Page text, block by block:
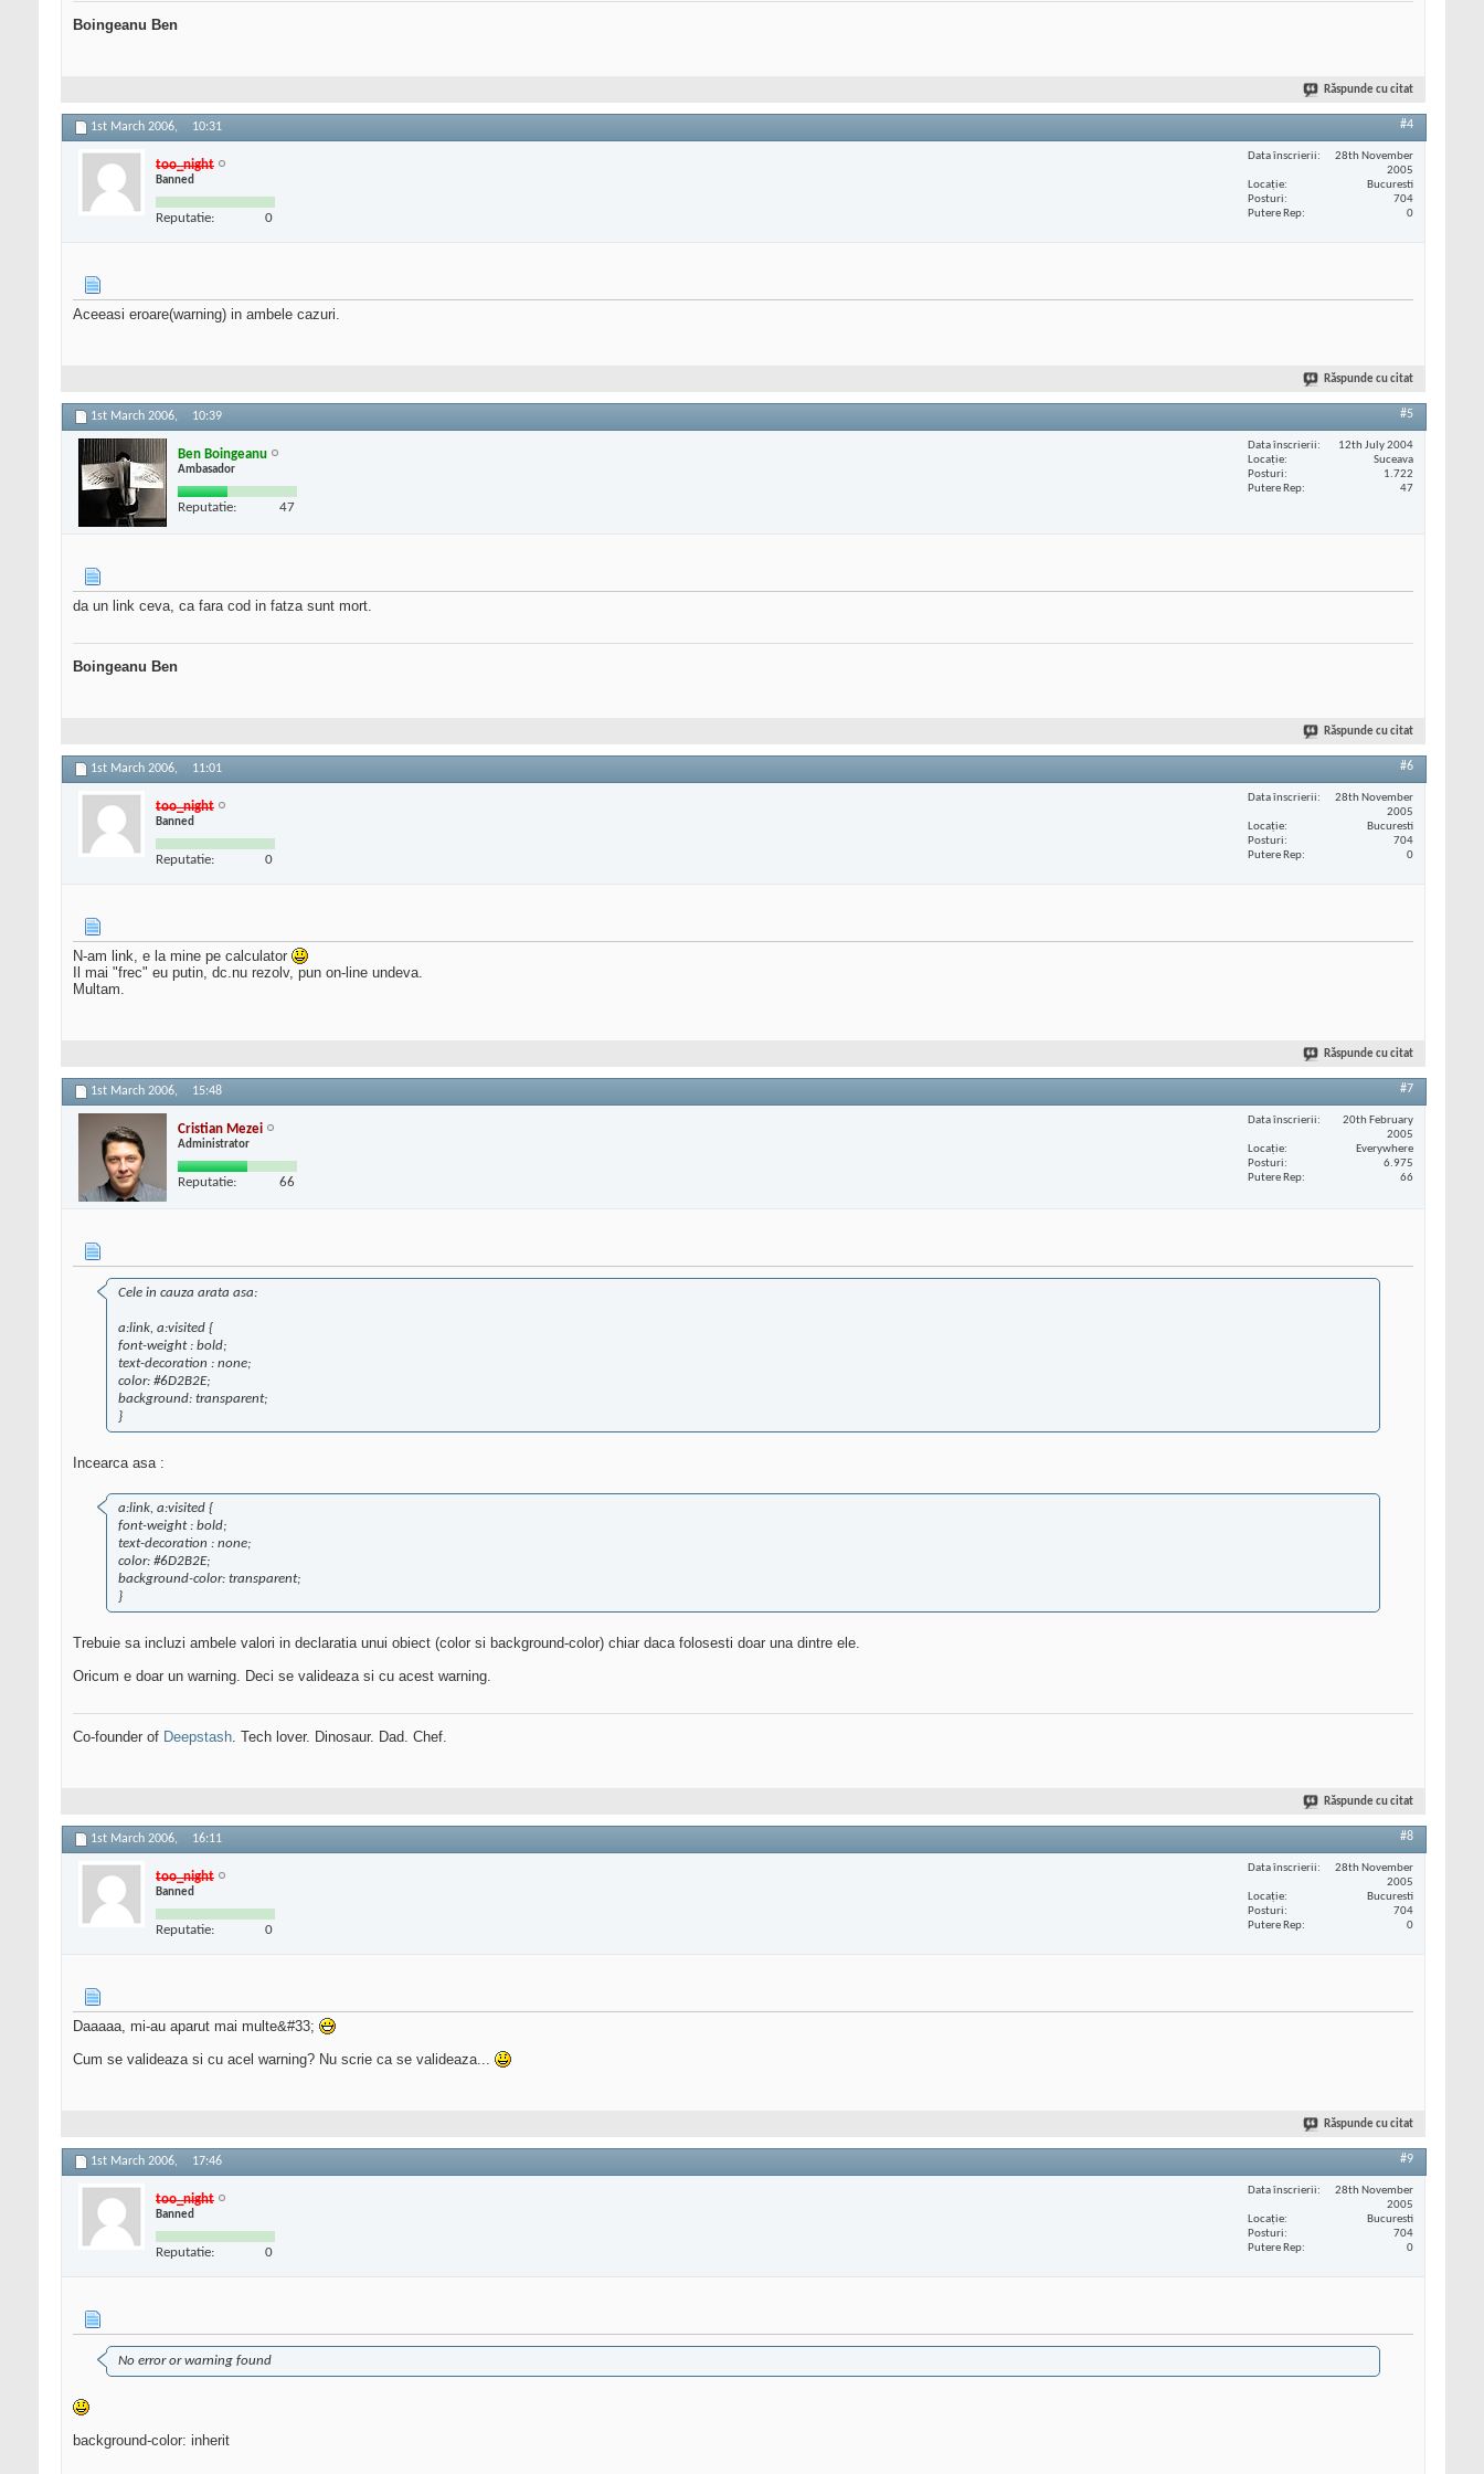
Boingeanu Ben
Răspunde cu citat
1st March 2006, 10:31 #4
too_night
Banned
Reputatie: 0
Data înscrierii
28th November
2005
Locaţie
Bucuresti
Posturi
704
Putere Rep
0
Aceeasi eroare(warning) in ambele cazuri.
Răspunde cu citat
1st March 2006, 10:39 #5
Ben Boingeanu
Ambasador
Reputatie: 47
Data înscrierii
12th July 2004
Locaţie
Suceava
Posturi
1.722
Putere Rep
47
da un link ceva, ca fara cod in fatza sunt mort.
Boingeanu Ben
Răspunde cu citat
1st March 2006, 11:01 #6
too_night
Banned
Reputatie: 0
Data înscrierii
28th November
2005
Locaţie
Bucuresti
Posturi
704
Putere Rep
0
N-am link, e la mine pe calculator
Il mai "frec" eu putin, dc.nu rezolv, pun on-line undeva.
Multam.
Răspunde cu citat
1st March 2006, 15:48 #7
Cristian Mezei
Administrator
Reputatie: 66
Data înscrierii
20th February
2005
Locaţie
Everywhere
Posturi
6.975
Putere Rep
66
Cele in cauza arata asa:
a:link, a:visited {
font-weight : bold;
text-decoration : none;
color: #6D2B2E;
background: transparent;
}
Incearca asa :
a:link, a:visited {
font-weight : bold;
text-decoration : none;
color: #6D2B2E;
background-color: transparent;
}
Trebuie sa incluzi ambele valori in declaratia unui obiect (color si background-color) chiar daca folosesti doar una dintre ele.
Oricum e doar un warning. Deci se valideaza si cu acest warning.
Co-founder of Deepstash. Tech lover. Dinosaur. Dad. Chef.
Răspunde cu citat
1st March 2006, 16:11 #8
too_night
Banned
Reputatie: 0
Data înscrierii
28th November
2005
Locaţie
Bucuresti
Posturi
704
Putere Rep
0
Daaaaa, mi-au aparut mai multe&#33;
Cum se valideaza si cu acel warning? Nu scrie ca se valideaza...
Răspunde cu citat
1st March 2006, 17:46 #9
too_night
Banned
Reputatie: 0
Data înscrierii
28th November
2005
Locaţie
Bucuresti
Posturi
704
Putere Rep
0
No error or warning found
background-color: inherit